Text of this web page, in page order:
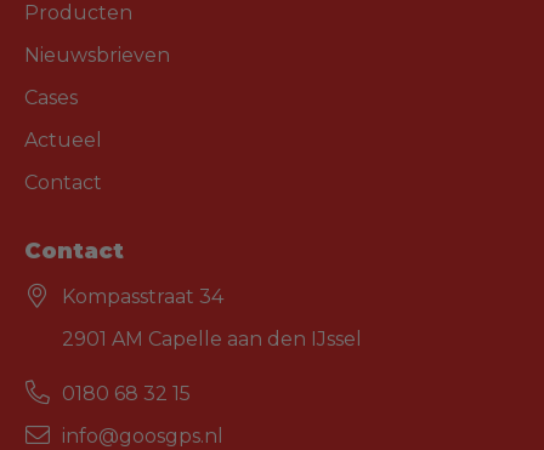
Producten
Nieuwsbrieven
Cases
Actueel
Contact
Contact
Kompasstraat 34
2901 AM Capelle aan den IJssel
0180 68 32 15
info@goosgps.nl